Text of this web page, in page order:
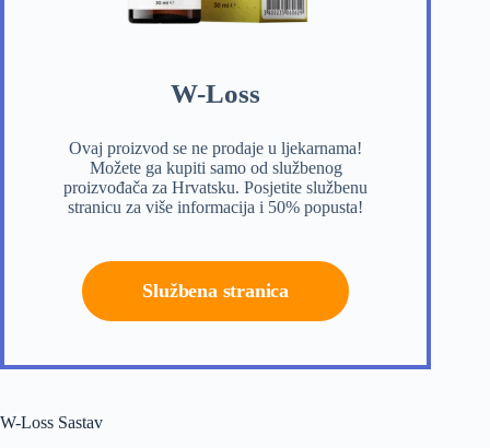
W-Loss
Ovaj proizvod se ne prodaje u ljekarnama!
Možete ga kupiti samo od službenog
proizvođača za Hrvatsku. Posjetite službenu
stranicu za više informacija i 50% popusta!
Službena stranica
W-Loss Sastav